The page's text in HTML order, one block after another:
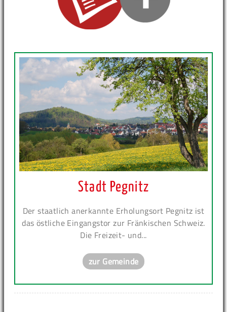
Stadt Pegnitz
Der staatlich anerkannte Erholungsort Pegnitz ist
das östliche Eingangstor zur Fränkischen Schweiz.
Die Freizeit- und...
zur Gemeinde